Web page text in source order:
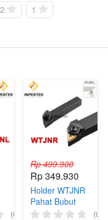
2 1
(0)
Rp 499.900
Rp 349.930
Holder WTJNR
Pahat Bubut
Kanan Luar /
(0)